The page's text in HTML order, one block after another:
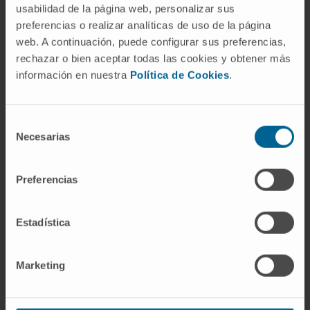
usabilidad de la página web, personalizar sus
preferencias o realizar analíticas de uso de la página
web. A continuación, puede configurar sus preferencias,
rechazar o bien aceptar todas las cookies y obtener más
información en nuestra Política de Cookies.
Necesarias
Preferencias
Estadística
Marketing
Falsos positivos
Según explica Carmen González, investigadora
predoctoral del Cima y primera autora del trabajo,
principalmente en las células plasmáticas
inmaduras secuenciadas durante el tratamiento.
pueden dar lugar esporádicamente a un resultado
Nuestros resultados concluyen que, si se
tratamiento, eso no supone un mayor riesgo de
recidiva”. Los resultados se han publicado en la